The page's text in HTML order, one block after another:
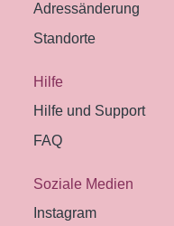
Adressänderung
Standorte
Hilfe
Hilfe und Support
FAQ
Soziale Medien
Instagram